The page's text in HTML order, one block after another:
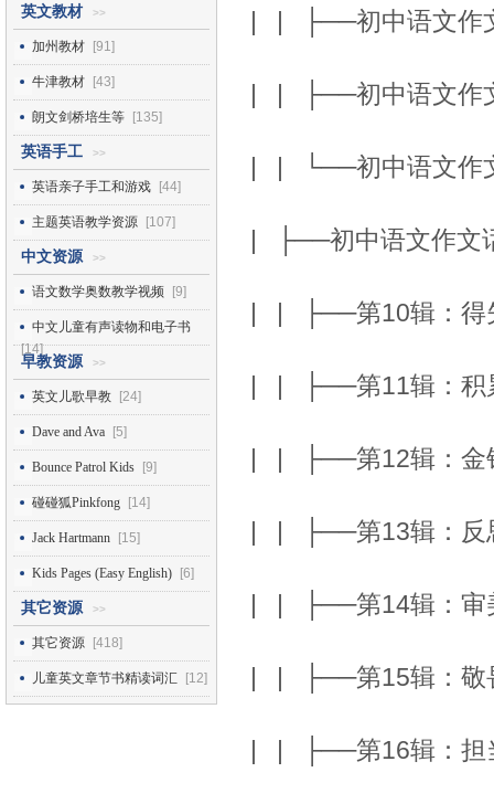
英文教材 >>
加州教材 [91]
牛津教材 [43]
朗文剑桥培生等 [135]
英语手工 >>
英语亲子手工和游戏 [44]
主题英语教学资源 [107]
中文资源 >>
语文数学奥数教学视频 [9]
中文儿童有声读物和电子书
[14]
早教资源 >>
英文儿歌早教 [24]
Dave and Ava [5]
Bounce Patrol Kids [9]
碰碰狐Pinkfong [14]
Jack Hartmann [15]
Kids Pages (Easy English) [6]
其它资源 >>
其它资源 [418]
儿童英文章节书精读词汇 [12]
| | ├──初中语文作
| | ├──初中语文作
| | └──初中语文作
| ├──初中语文作文
| | ├──第10辑：得
| | ├──第11辑：积
| | ├──第12辑：金
| | ├──第13辑：反
| | ├──第14辑：审
| | ├──第15辑：敬
| | ├──第16辑：担